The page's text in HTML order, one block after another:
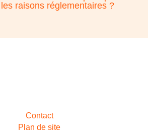
raisons réglementaires ?
Contact
Plan de site